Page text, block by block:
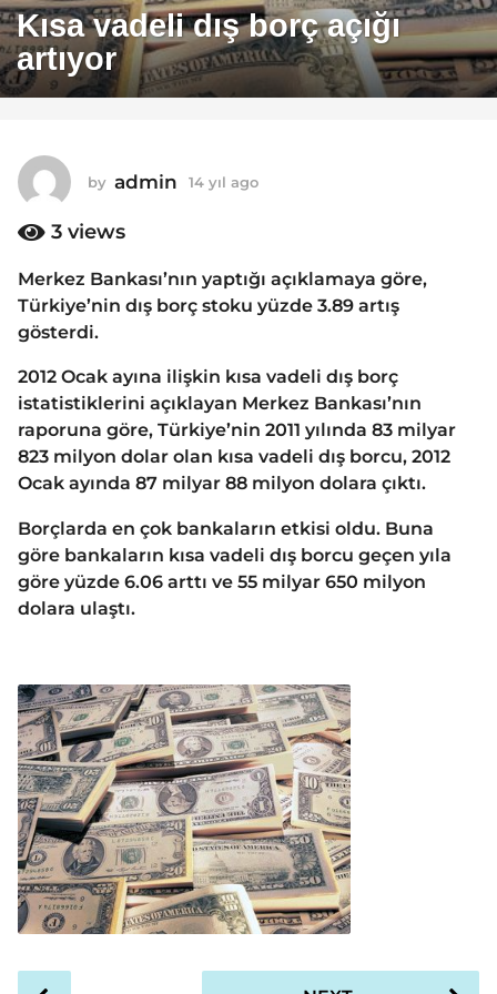
4
y
ı
l
o
4
ı
l
a
g
o
Kısa vadeli dış borç açığı
artıyor
by admin 14 yıl ago
a
g
3 views
Merkez Bankası’nın yaptığı açıklamaya göre,
Türkiye’nin dış borç stoku yüzde 3.89 artış
gösterdi.
2012 Ocak ayına ilişkin kısa vadeli dış borç
istatistiklerini açıklayan Merkez Bankası’nın
raporuna göre, Türkiye’nin 2011 yılında 83 milyar
823 milyon dolar olan kısa vadeli dış borcu, 2012
Ocak ayında 87 milyar 88 milyon dolara çıktı.
Borçlarda en çok bankaların etkisi oldu. Buna
göre bankaların kısa vadeli dış borcu geçen yıla
göre yüzde 6.06 arttı ve 55 milyar 650 milyon
dolara ulaştı.